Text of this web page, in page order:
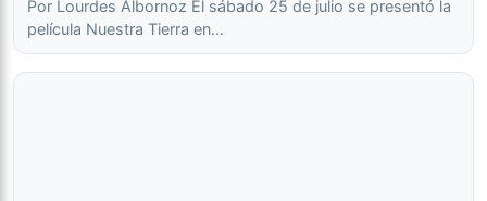
Por Lourdes Albornoz El sábado 25 de julio se presentó la
película Nuestra Tierra en…